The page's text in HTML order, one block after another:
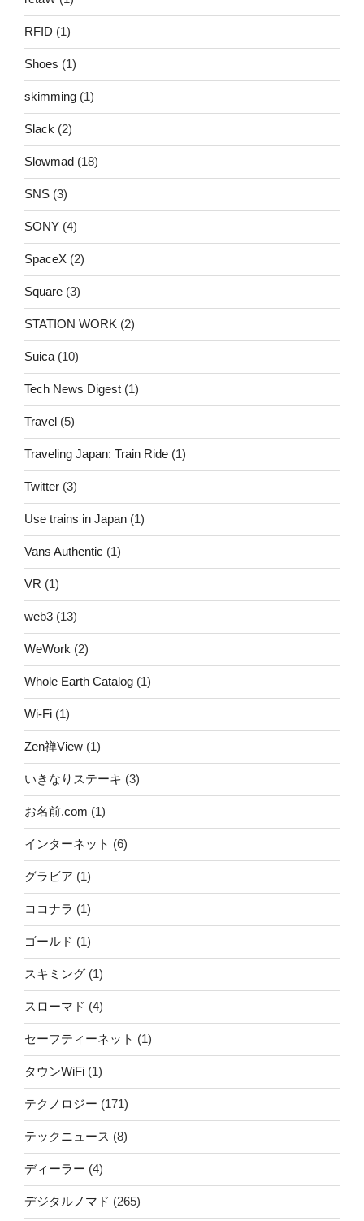
RFID (1)
Shoes (1)
skimming (1)
Slack (2)
Slowmad (18)
SNS (3)
SONY (4)
SpaceX (2)
Square (3)
STATION WORK (2)
Suica (10)
Tech News Digest (1)
Travel (5)
Traveling Japan: Train Ride (1)
Twitter (3)
Use trains in Japan (1)
Vans Authentic (1)
VR (1)
web3 (13)
WeWork (2)
Whole Earth Catalog (1)
Wi-Fi (1)
Zen禅View (1)
いきなりステーキ (3)
お名前.com (1)
インターネット (6)
グラビア (1)
ココナラ (1)
ゴールド (1)
スキミング (1)
スローマド (4)
セーフティーネット (1)
タウンWiFi (1)
テクノロジー (171)
テックニュース (8)
ディーラー (4)
デジタルノマド (265)